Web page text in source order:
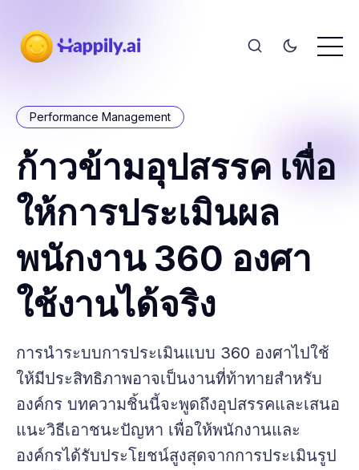
Performance Management
ก้าวข้ามอุปสรรค เพื่อ
ให้การประเมินผล
พนักงาน 360 องศา
ใช้งานได้จริง
การนำระบบการประเมินแบบ 360 องศาไปใช้
ให้มีประสิทธิภาพอาจเป็นงานที่ท้าทายสำหรับ
องค์กร บทความชิ้นนี้จะพูดถึงอุปสรรคและเสนอ
แนะวิธีเอาชนะปัญหา เพื่อให้พนักงานและ
องค์กรได้รับประโยชน์สูงสุดจากการประเมินรูป